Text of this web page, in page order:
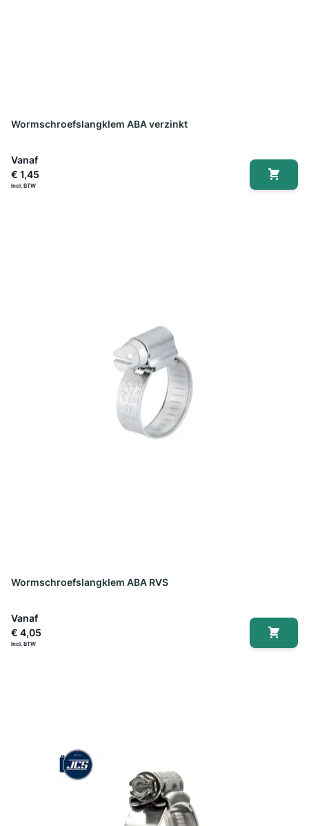
Wormschroefslangklem ABA verzinkt
Vanaf
€ 1,45
Wormschroefslangklem ABA RVS
Vanaf
€ 4,05